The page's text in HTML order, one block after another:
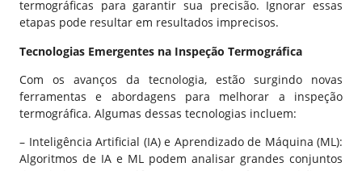
termográficas para garantir sua precisão. Ignorar essas
etapas pode resultar em resultados imprecisos.
Tecnologias Emergentes na Inspeção Termográfica
Com os avanços da tecnologia, estão surgindo novas
ferramentas e abordagens para melhorar a inspeção
termográfica. Algumas dessas tecnologias incluem:
– Inteligência Artificial (IA) e Aprendizado de Máquina (ML):
Algoritmos de IA e ML podem analisar grandes conjuntos